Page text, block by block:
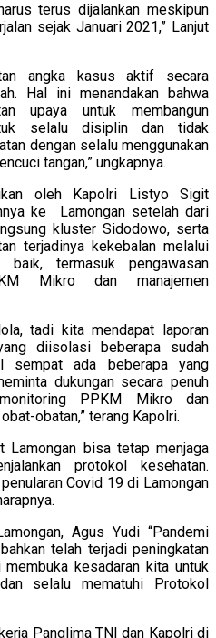
terus dijalankan meskipun
sejak Januari 2021,” Lanjut
angka kasus aktif secara
Hal ini menandakan bahwa
upaya untuk membangun
selalu disiplin dan tidak
dengan selalu menggunakan
tangan,” ungkapnya.
oleh Kapolri Listyo Sigit
ke Lamongan setelah dari
kluster Sidodowo, serta
terjadinya kekebalan melalui
termasuk pengawasan
Mikro dan manajemen
tadi kita mendapat laporan
diisolasi beberapa sudah
sempat ada beberapa yang
dukungan secara penuh
PPKM Mikro dan
obatan,” terang Kapolri.
Lamongan bisa tetap menjaga
protokol kesehatan.
Covid 19 di Lamongan
Agus Yudi “Pandemi
telah terjadi peningkatan
kesadaran kita untuk
selalu mematuhi Protokol
Panglima TNI dan Kapolri di